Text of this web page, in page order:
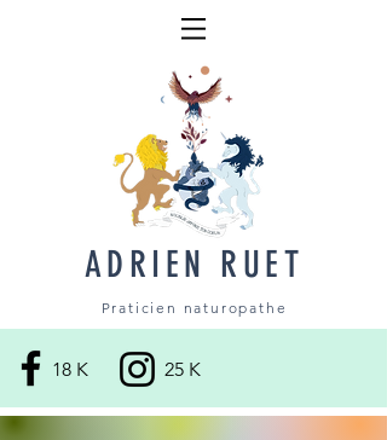
ADRIEN RUET
Praticien naturopathe
18 K 25 K